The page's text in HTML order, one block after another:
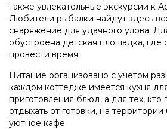
также увлекательные экскурсии к
Любители рыбалки найдут здесь
снаряжение для удачного улова.
обустроена детская площадка, где
провести время.
Питание организовано с учетом
каждом коттедже имеется кухня
приготовления блюд, а для тех, кто
отдыхать от готовки, на
уютное кафе.